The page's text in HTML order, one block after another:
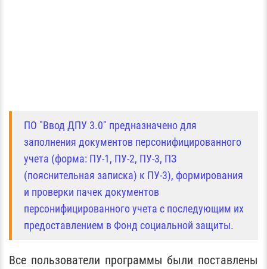
ПО "Ввод ДПУ 3.0" предназначено для
заполнения документов персонифицированного
учета (форма: ПУ-1, ПУ-2, ПУ-3, ПЗ
(пояснительная записка) к ПУ-3), формирования
и проверки пачек документов
персонифицированного учета с последующим их
предоставлением в Фонд социальной защиты.
Все пользователи программы были поставлены